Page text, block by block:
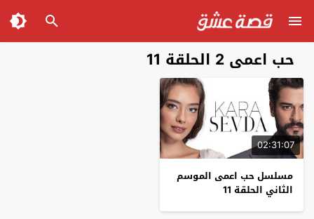
حب اعمى 2 الحلقة 11
02:31:07
مسلسل حب اعمى الموسم
الثاني الحلقة 11